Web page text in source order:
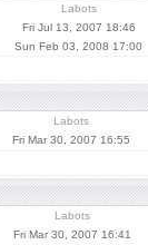
Labots
Fri Jul 13, 2007 18:46
Sun Feb 03, 2008 17:00
Labots
Fri Mar 30, 2007 16:55
Labots
Fri Mar 30, 2007 16:41